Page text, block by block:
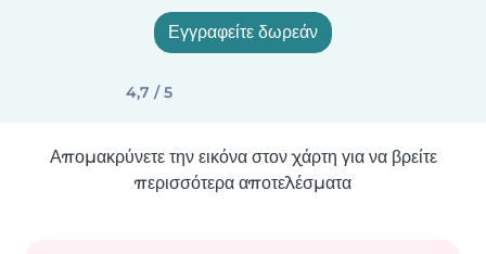
Εγγραφείτε δωρεάν
4,7 / 5
Απομακρύνετε την εικόνα στον χάρτη για να βρείτε
περισσότερα αποτελέσματα